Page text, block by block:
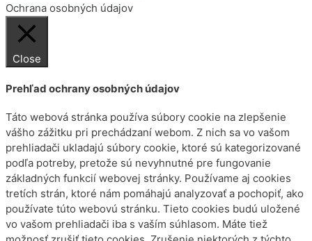
Ochrana osobných údajov
Close
Prehľad ochrany osobných údajov
Táto webová stránka používa súbory cookie na zlepšenie
vášho zážitku pri prechádzaní webom. Z nich sa vo vašom
prehliadači ukladajú súbory cookie, ktoré sú kategorizované
podľa potreby, pretože sú nevyhnutné pre fungovanie
základných funkcií webovej stránky. Používame aj cookies
tretích strán, ktoré nám pomáhajú analyzovať a pochopiť, ako
používate túto webovú stránku. Tieto cookies budú uložené
vo vašom prehliadači iba s vaším súhlasom. Máte tiež